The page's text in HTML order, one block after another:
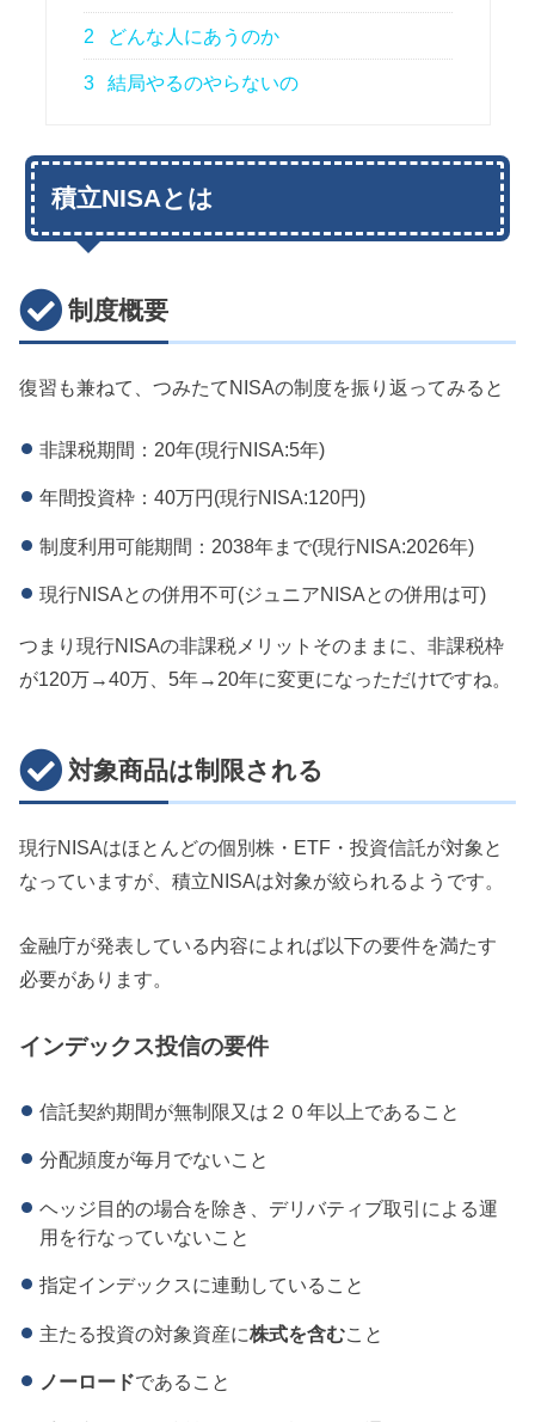
2 どんな人にあうのか
3 結局やるのやらないの
積立NISAとは
制度概要
復習も兼ねて、つみたてNISAの制度を振り返ってみると
非課税期間：20年(現行NISA:5年)
年間投資枠：40万円(現行NISA:120円)
制度利用可能期間：2038年まで(現行NISA:2026年)
現行NISAとの併用不可(ジュニアNISAとの併用は可)
つまり現行NISAの非課税メリットそのままに、非課税枠
が120万→40万、5年→20年に変更になっただけtですね。
対象商品は制限される
現行NISAはほとんどの個別株・ETF・投資信託が対象と
なっていますが、積立NISAは対象が絞られるようです。
金融庁が発表している内容によれば以下の要件を満たす
必要があります。
インデックス投信の要件
信託契約期間が無制限又は２０年以上であること
分配頻度が毎月でないこと
ヘッジ目的の場合を除き、デリバティブ取引による運
用を行なっていないこと
指定インデックスに連動していること
主たる投資の対象資産に株式を含むこと
ノーロードであること